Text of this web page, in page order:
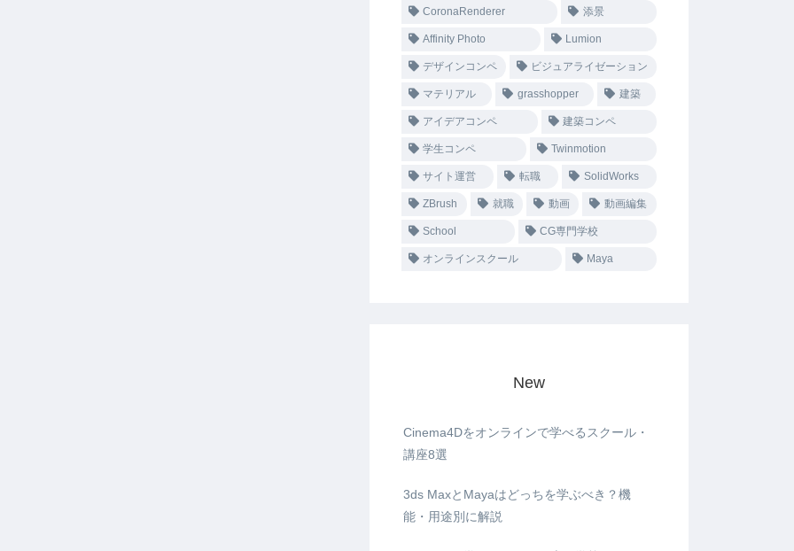
CoronaRenderer 添景
Affinity Photo Lumion
デザインコンペ ビジュアライゼーション
マテリアル grasshopper 建築
アイデアコンペ 建築コンペ
学生コンペ Twinmotion
サイト運営 転職 SolidWorks
ZBrush 就職 動画 動画編集
School CG専門学校
オンラインスクール Maya
New
Cinema4Dをオンラインで学べるスクール・
講座8選
3ds MaxとMayaはどっちを学ぶべき？機
能・用途別に解説